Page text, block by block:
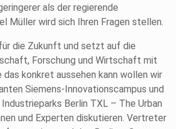
als der regierende
Müller wird sich Ihren Fragen stellen.
die Zukunft und setzt auf die
Forschung und Wirtschaft mit
das konkret aussehen kann wollen wir
Siemens-Innovationscampus und
Berlin TXL – The Urban
und Experten diskutieren. Vertreter